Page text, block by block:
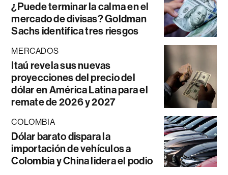
¿Puede terminar la calma en el
mercado de divisas? Goldman
Sachs identifica tres riesgos
MERCADOS
Itaú revela sus nuevas
proyecciones del precio del
dólar en América Latina para el
remate de 2026 y 2027
COLOMBIA
Dólar barato dispara la
importación de vehículos a
Colombia y China lidera el podio